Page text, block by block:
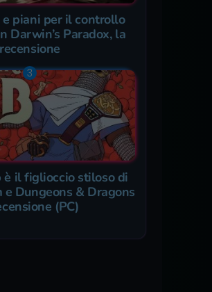
e piani per il controllo
Darwin’s Paradox, la
recensione
è il figlioccio stiloso di
e Dungeons & Dragons
(PC)